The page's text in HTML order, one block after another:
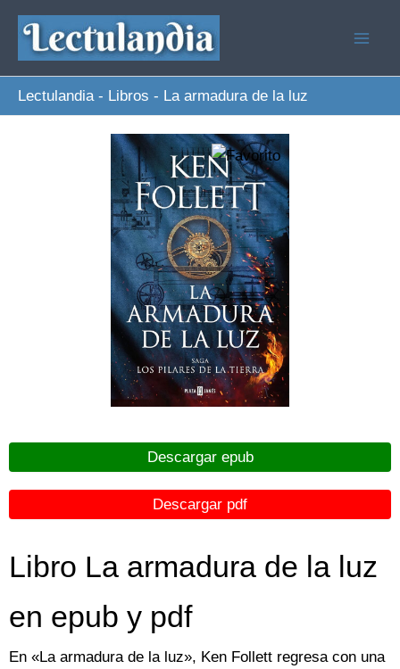
contenido
Lectulandia- Libros - La armadura de la luz
Descargar epub
Descargar pdf
Libro La armadura de la luz
en epub y pdf
En «La armadura de la luz», Ken Follett regresa con una